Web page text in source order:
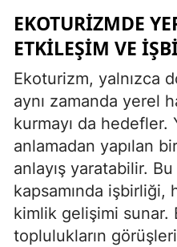
EKOTURIZMDE
ETKILEŞIM VE
Ekoturizm, yalnızca
aynı zamanda yerel
kurmayı da hedefler.
anlamadan yapılan
anlayış yaratabilir.
kapsamında
kimlik gelişimi sunar.
toplulukların